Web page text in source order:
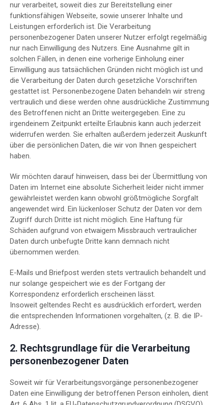
nur verarbeitet, soweit dies zur Bereitstellung einer
funktionsfähigen Webseite, sowie unserer Inhalte und
Leistungen erforderlich ist. Die Verarbeitung
personenbezogener Daten unserer Nutzer erfolgt regelmäßig
nur nach Einwilligung des Nutzers. Eine Ausnahme gilt in
solchen Fällen, in denen eine vorherige Einholung einer
Einwilligung aus tatsächlichen Gründen nicht möglich ist und
die Verarbeitung der Daten durch gesetzliche Vorschriften
gestattet ist. Personenbezogene Daten behandeln wir streng
vertraulich und diese werden ohne ausdrückliche Zustimmung
des Betroffenen nicht an Dritte weitergegeben. Eine zu
irgendeinem Zeitpunkt erteilte Erlaubnis kann auch jederzeit
widerrufen werden. Sie erhalten außerdem jederzeit Auskunft
über die persönlichen Daten, die wir von Ihnen gespeichert
haben.
Wir möchten darauf hinweisen, dass bei der Übermittlung von
Daten im Internet eine absolute Sicherheit leider nicht immer
gewährleistet werden kann obwohl größtmögliche Sorgfalt
angewendet wird. Ein lückenloser Schutz der Daten vor dem
Zugriff durch Dritte ist nicht möglich. Eine Haftung für
Schäden aufgrund von etwaigem Missbrauch vertraulicher
Daten durch unbefugte Dritte kann demnach nicht
übernommen werden.
E-Mails und Briefpost werden stets vertraulich behandelt und
nur solange gespeichert wie es der Fortgang der
Korrespondenz erforderlich erscheinen lässt.
Insoweit geltendes Recht es ausdrücklich erfordert, werden
die entsprechenden Informationen vorgehalten, (z. B. die IP-
Adresse).
2. Rechtsgrundlage für die Verarbeitung
personenbezogener Daten
Soweit wir für Verarbeitungsvorgänge personenbezogener
Daten eine Einwilligung der betroffenen Person einholen, dient